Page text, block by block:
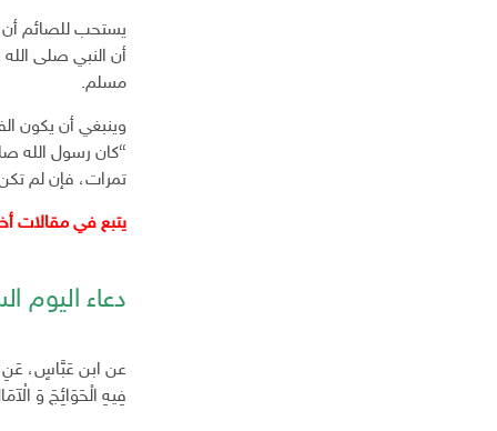
يستحب للصائم
أن النبي صلى الله
مسلم.
وينبغي أن يكون
“كان رسول الله
تمرات، فإن لم
يتبع في مقالات
دعاء اليوم
عن ابن عَبَّاسٍ، عَنِ
فِيهِ الْحَوَائِجَ وَ